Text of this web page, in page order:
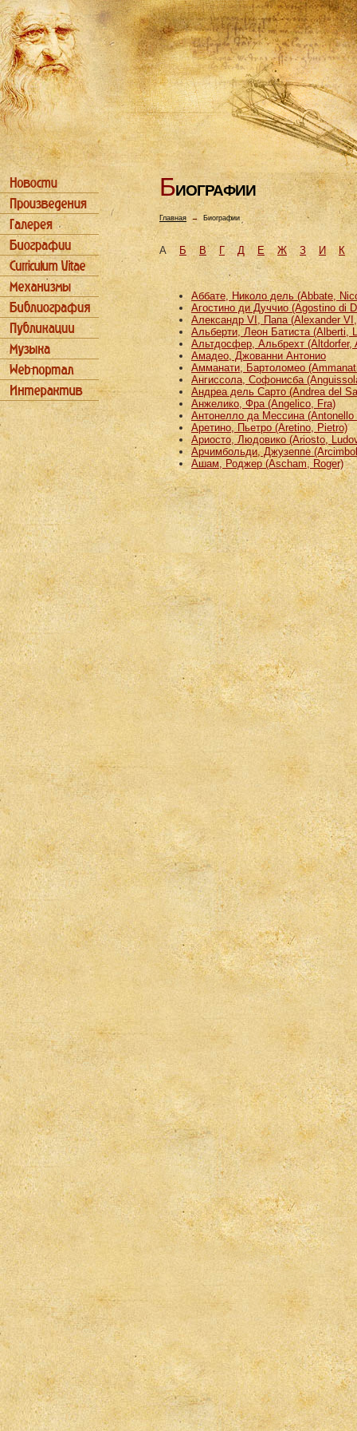
БИОГРАФИИ
Главная→ Биографии
АБ В Г Д Е Ж З И К
Аббате, Николо дель (Abbate,
Агостино ди Дуччио (Agostino di
Александр VI, Папа (Alexander
Альберти, Леон Батиста (Alberti,
Альтдосфер, Альбрехт (Altdorfer,
Амадео, Джованни Антонио
Амманати, Бартоломео
Ангиссола, Софонисба
Андреа дель Сарто (Andrea del
Анжелико, Фра (Angelico, Fra)
Антонелло да Мессина (Antonello
Аретино, Пьетро (Aretino, Pietro)
Ариосто, Людовико (Ariosto,
Арчимбольди, Джузеппе
Ашам, Роджер (Ascham, Roger)